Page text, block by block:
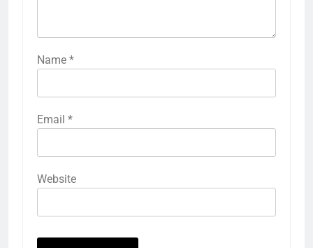
Name *
Email *
Website